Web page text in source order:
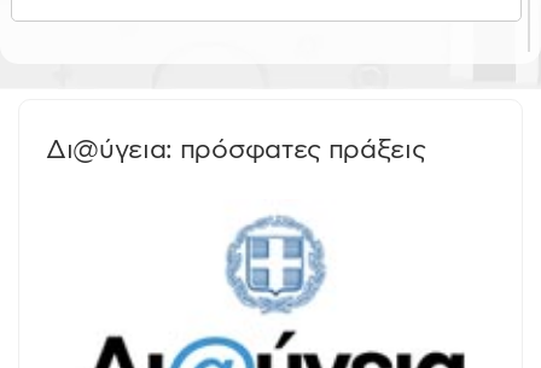
Δι@ύγεια: πρόσφατες πράξεις